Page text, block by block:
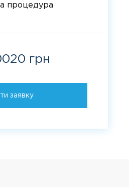
процедура
грн
заявку